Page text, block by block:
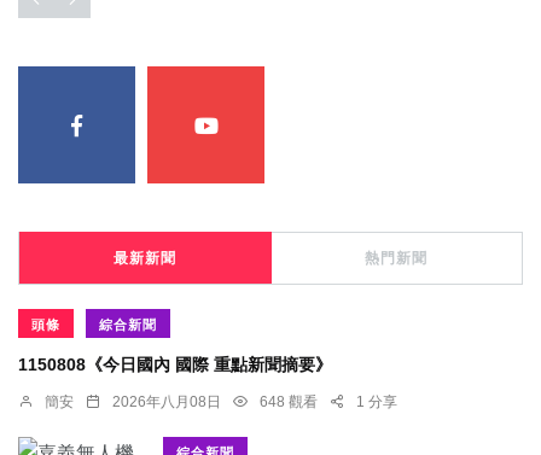
最新新聞 熱門新聞
頭條 綜合新聞
1150808《今日國內 國際 重點新聞摘要》
簡安 2026年八月08日 648 觀看 1 分享